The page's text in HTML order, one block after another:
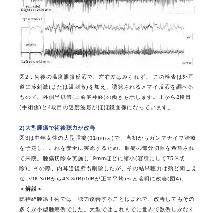
図2．術後の温度眼振反応で、左右差はみられず。 この検査は外耳
道に冷刺激(または温刺激)を加え、誘発されるメマイ反応を調べる
もので、外側半規管(上前庭神経)の働きを示します。上から2段目
(手術側)と4段目の速度波形がほぼ鏡面像になっています。
2)大型腫瘍で術後聴力が改善
図3は中年女性の大型腫瘍(31mm大)で、当初からガンマナイフ治療
を予定し、これを安全に実施するため、腫瘍の部分切除を希望され
て来院。腫瘍切除を実施し19mmほどに縮小(容積にして75％切
除)。その際、内耳道後壁も削除したが、その結果聴力は殆ど聞こえ
ない96.3dBから43.8dB(0dBが正常平均)へと著明に改善(図4)。
＜解説＞
聴神経腫瘍手術では、聴力改善することはまれで、改善してもその
多くが小型腫瘍例でした。大型ではこれまでに世界で数例しかなく